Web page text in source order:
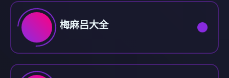
梅麻吕大全